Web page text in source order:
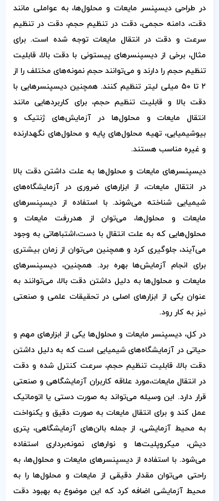
در طراحی دیسپنسر مایعات و محلول‌ها، به عواملی مانند
دقت، دامنه حجمی، دقت در تنظیم حجم، دقت در تنظیم
سرعت و دقت در انتقال مایعات توجه شده است. برای
مثال، برخی از دیسپنسرهای پیستونی با دقت بالا، قابلیت
تنظیم حجم را دارند و می‌توانند حجم نمونه‌های مختلف را از
۲ تا ۵۰ میلی لیتر تنظیم کنند. همچنین دیسپنسرهایی با
دقت بالا و قابلیت تنظیم حجم، برای کاربردهایی مانند
انتقال مایعات و محلول‌ها در آزمایش‌های ژنتیک و
بیوشیمیایی، تهیه محلول‌های پایه و محلول‌های نگهدارنده
و غیره مناسب هستند.
دیسپنسرهای مایعات و محلول‌ها به علت داشتن دقت بالا
در انتقال مایعات، از ابزارهای ضروری در آزمایشگاه‌های
شیمیایی شناخته می‌شوند. با استفاده از دیسپنسرهای
مایعات و محلول‌ها، می‌توان از هدررفت مایعات و
محلول‌هایی که به علت انتقال با دست،اشتباهاتی به وجود
می‌آیند، جلوگیری کرد و همچنین می‌توان از زمان بیشتری
برای انجام آزمایش‌ها بهره برد. همچنین، دیسپنسرهای
مایعات و محلول‌ها به دلیل داشتن دقت بالا، می‌توانند به
عنوان یکی از ابزارهای اصلی در تحقیقات علمی و صنعتی
نیز به کار رود.
در کل، دیسپنسر مایعات و محلول‌ها یکی از ابزارهای مهم و
حیاتی در آزمایشگاه‌های شیمیایی است که به دلیل داشتن
دقت بالا، قابلیت تنظیم حجم، سرعت کنترل شده و دقت
در انتقال مایعات،مورد علاقه کاربران آزمایشگاهی و صنعتی
قرار دارد. این وسیله می‌تواند به صورت دستی یا اتوماتیک
عمل کند و برای انتقال مایعات به صورت دقیق و یکنواخت
به محیط آزمایشی، از جمله بالن‌های آزمایشگاهی، پتری
دیش، میکروپلیت‌ها و نوارهای نمونه‌برداری استفاده
می‌شود. با استفاده از دیسپنسرهای مایعات و محلول‌ها، به
راحتی می‌توان مقدار دقیقی از مایعات و محلول‌ها را به
محیط آزمایشی اضافه کرد که این موضوع به بهبود دقت